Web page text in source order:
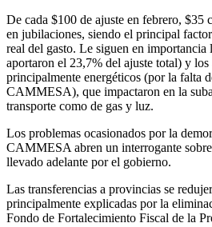
De cada $100 de ajuste en febrero, $35
en jubilaciones, siendo el principal
real del gasto. Le siguen en importancia
aportaron el 23,7% del ajuste total) y
principalmente energéticos (por la falta
CAMMESA), que impactaron en la
transporte como de gas y luz.
Los problemas ocasionados por la
CAMMESA abren un interrogante
llevado adelante por el gobierno.
Las transferencias a provincias se
principalmente explicadas por la
Fondo de Fortalecimiento Fiscal de la